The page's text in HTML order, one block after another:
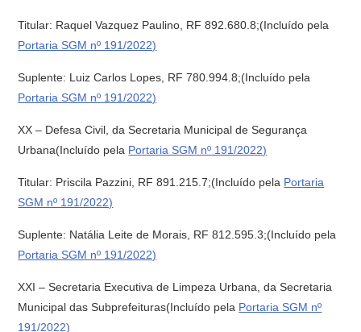
Titular: Raquel Vazquez Paulino, RF 892.680.8;(Incluído pela
Portaria SGM nº 191/2022)
Suplente: Luiz Carlos Lopes, RF 780.994.8;(Incluído pela
Portaria SGM nº 191/2022)
XX – Defesa Civil, da Secretaria Municipal de Segurança
Urbana(Incluído pela Portaria SGM nº 191/2022)
Titular: Priscila Pazzini, RF 891.215.7;(Incluído pela Portaria
SGM nº 191/2022)
Suplente: Natália Leite de Morais, RF 812.595.3;(Incluído pela
Portaria SGM nº 191/2022)
XXI – Secretaria Executiva de Limpeza Urbana, da Secretaria
Municipal das Subprefeituras(Incluído pela Portaria SGM nº
191/2022)